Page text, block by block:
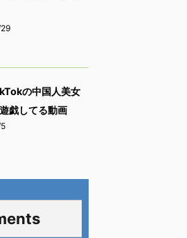
の中国人美女
戯してる動画